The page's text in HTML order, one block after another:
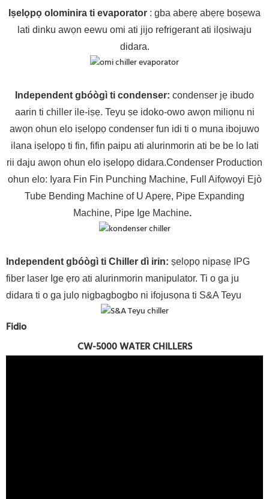
Iṣelọpọ olominira ti evaporator : gba abẹrẹ abẹrẹ boṣewa
lati dinku awọn eewu omi ati jijo refrigerant ati ilọsiwaju
didara.
Independent gbóògì ti condenser: condenser jẹ ibudo
aarin ti chiller ile-iṣẹ. Teyu ṣe idoko-owo awọn miliọnu ni
awọn ohun elo iṣelọpọ condenser fun idi ti o muna ibojuwo
ilana iṣelọpọ ti fin, fifin paipu ati alurinmorin ati be be lo lati
rii daju awọn ohun elo iṣelọpọ didara.Condenser Production
ohun elo: Iyara Fin Fin Punching Machine, Full Aifọwọyi Ejò
Tube Bending Machine of U Apẹrẹ, Pipe Expanding
Machine, Pipe Ige Machine.
Independent gbóògì ti Chiller dì irin: ṣelọpọ nipasẹ IPG
fiber laser Ige ẹrọ ati alurinmorin manipulator. Ti o ga ju
didara ti o ga julọ nigbagbogbo ni ifojusọna ti S&A Teyu
Fidio
CW-5000 WATER CHILLERS